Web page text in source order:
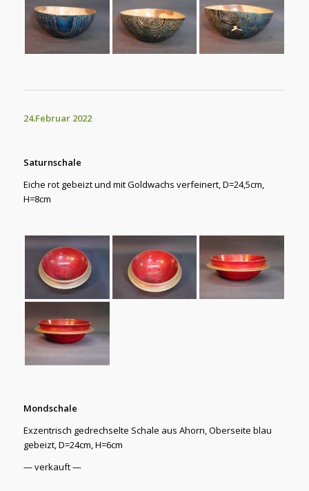
24.Februar 2022
Saturnschale
Eiche rot gebeizt und mit Goldwachs verfeinert, D=24,5cm,
H=8cm
Mondschale
Exzentrisch gedrechselte Schale aus Ahorn, Oberseite blau
gebeizt, D=24cm, H=6cm
— verkauft —